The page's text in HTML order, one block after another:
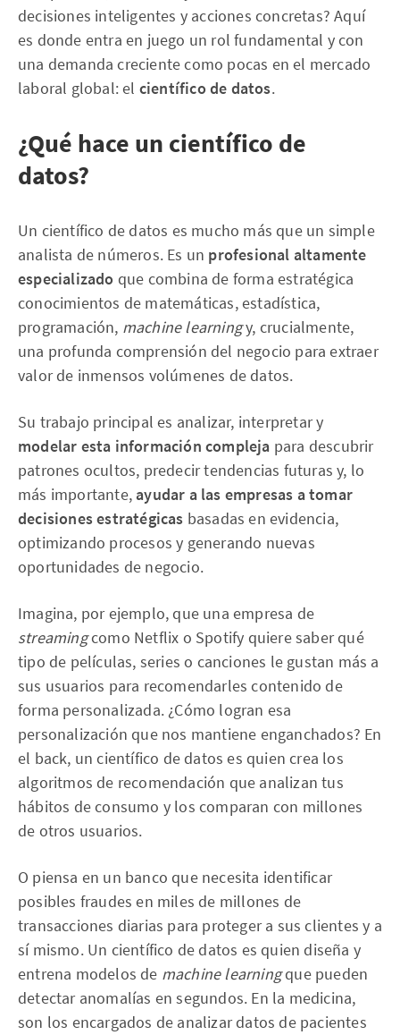
decisiones inteligentes y acciones concretas? Aquí
es donde entra en juego un rol fundamental y con
una demanda creciente como pocas en el mercado
laboral global: el científico de datos.
¿Qué hace un científico de
datos?
Un científico de datos es mucho más que un simple
analista de números. Es un profesional altamente
especializado que combina de forma estratégica
conocimientos de matemáticas, estadística,
programación, machine learningy, crucialmente,
una profunda comprensión del negocio para extraer
valor de inmensos volúmenes de datos.
Su trabajo principal es analizar, interpretar y
modelar esta información compleja para descubrir
patrones ocultos, predecir tendencias futuras y, lo
más importante, ayudar a las empresas a tomar
decisiones estratégicas basadas en evidencia,
optimizando procesos y generando nuevas
oportunidades de negocio.
Imagina, por ejemplo, que una empresa de
streamingcomo Netflix o Spotify quiere saber qué
tipo de películas, series o canciones le gustan más a
sus usuarios para recomendarles contenido de
forma personalizada. ¿Cómo logran esa
personalización que nos mantiene enganchados? En
el back, un científico de datos es quien crea los
algoritmos de recomendación que analizan tus
hábitos de consumo y los comparan con millones
de otros usuarios.
O piensa en un banco que necesita identificar
posibles fraudes en miles de millones de
transacciones diarias para proteger a sus clientes y a
sí mismo. Un científico de datos es quien diseña y
entrena modelos de machine learningque pueden
detectar anomalías en segundos. En la medicina,
son los encargados de analizar datos de pacientes